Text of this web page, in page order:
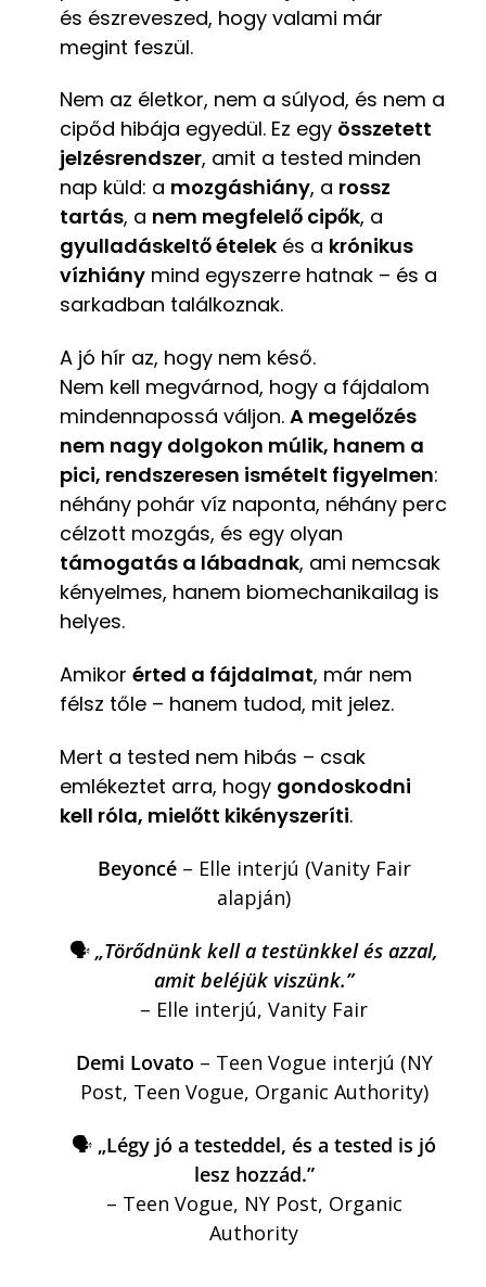
és észreveszed, hogy valami már
megint feszül.
Nem az életkor, nem a súlyod, és nem a
cipőd hibája egyedül. Ez egy összetett
jelzésrendszer, amit a tested minden
nap küld: a mozgáshiány, a rossz
tartás, a nem megfelelő cipők, a
gyulladáskeltő ételek és a krónikus
vízhiány mind egyszerre hatnak – és a
sarkadban találkoznak.
A jó hír az, hogy nem késő.
Nem kell megvárnod, hogy a fájdalom
mindennapossá váljon. A megelőzés
nem nagy dolgokon múlik, hanem a
pici, rendszeresen ismételt figyelmen:
néhány pohár víz naponta, néhány perc
célzott mozgás, és egy olyan
támogatás a lábadnak, ami nemcsak
kényelmes, hanem biomechanikailag is
helyes.
Amikor érted a fájdalmat, már nem
félsz tőle – hanem tudod, mit jelez.
Mert a tested nem hibás – csak
emlékeztet arra, hogy gondoskodni
kell róla, mielőtt kikényszeríti.
Beyoncé– Elle interjú (Vanity Fair
alapján)
🗣️ „Törődnünk kell a testünkkel és azzal,
amit beléjük viszünk.”
– Elle interjú, Vanity Fair
Demi Lovato – Teen Vogue interjú (NY
Post, Teen Vogue, Organic Authority)
🗣️ „Légy jó a testeddel, és a tested is jó
lesz hozzád.”
– Teen Vogue, NY Post, Organic
Authority